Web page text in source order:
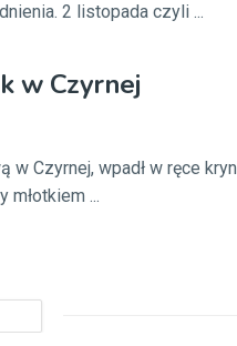
2 listopada czyli ...
w Czyrnej
Czyrnej, wpadł w ręce
...